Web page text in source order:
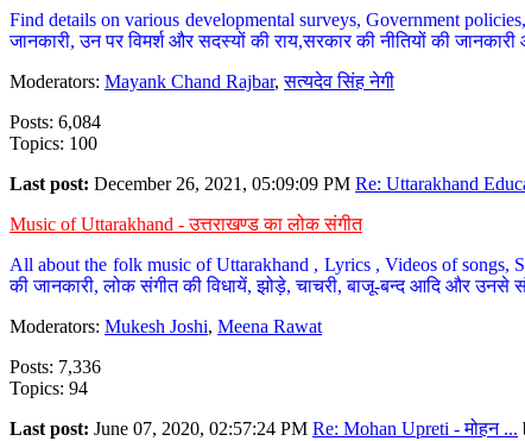
Find details on various developmental surveys, Government
जानकारी, उन पर विमर्श और सदस्यों की राय,सरकार की नीतियों की
Moderators: Mayank Chand Rajbar,सत्यदेव सिंह नेगी
Posts: 6,084
Topics: 100
Last post: December 26, 2021, 05:09:09 PM Re: Uttarakhand
Music of Uttarakhand - उत्तराखण्ड का लोक संगीत
All about the folk music of Uttarakhand , Lyrics , Videos of songs,
की जानकारी, लोक संगीत की विधायें, झोड़े, चाचरी, बाजू-बन्द आदि और उनसे
Moderators: Mukesh Joshi, Meena Rawat
Posts: 7,336
Topics: 94
Last post: June 07, 2020, 02:57:24 PM Re: Mohan Upreti - मोहन ...